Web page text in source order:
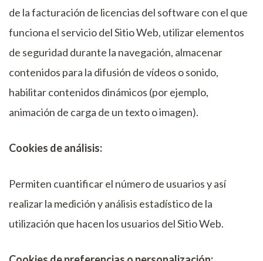
de la facturación de licencias del software con el que
funciona el servicio del Sitio Web, utilizar elementos
de seguridad durante la navegación, almacenar
contenidos para la difusión de vídeos o sonido,
habilitar contenidos dinámicos (por ejemplo,
animación de carga de un texto o imagen).
Cookies de análisis:
Permiten cuantificar el número de usuarios y así
realizar la medición y análisis estadístico de la
utilización que hacen los usuarios del Sitio Web.